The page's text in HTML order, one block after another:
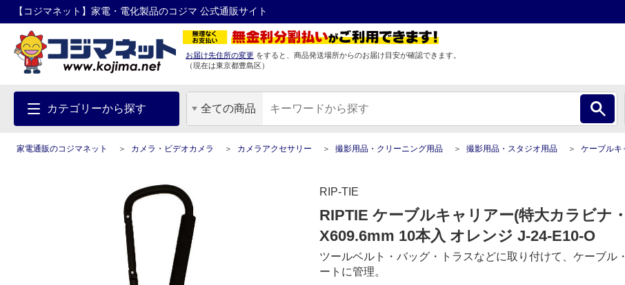
【コジマネット】家電・電化製品のコジマ 公式通販サイト
お届け先住所の変更 をすると、商品発送場所からのお届け目安が確認できます。
（現在は東京都豊島区）
カテゴリーから探す 全ての商品
家電通販のコジマネット カメラ・ビデオカメラ カメラアクセサリー 撮影用品・クリーニング用品 撮影用品・スタジオ用品 ケーブルキャリアー(特大カラビナ・黒) 50.8mmX609.6mm 10本入
RIP-TIE
RIPTIE ケーブルキャリアー(特大カラビナ
X609.6mm 10本入 オレンジ J-24-E10-O
ツールベルト・バッグ・トラスなどに取り付けて、ケーブル
ートに管理。